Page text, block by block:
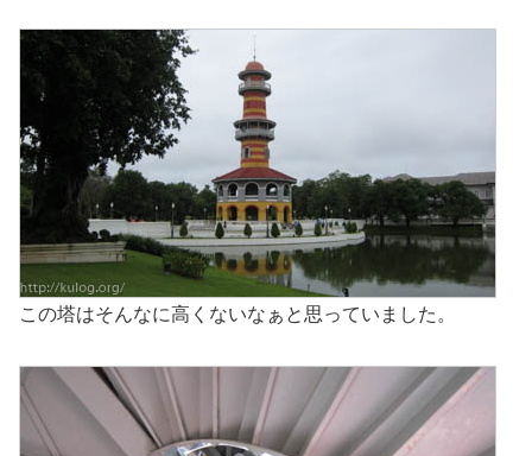
この塔はそんなに高くないなぁと思っていました。